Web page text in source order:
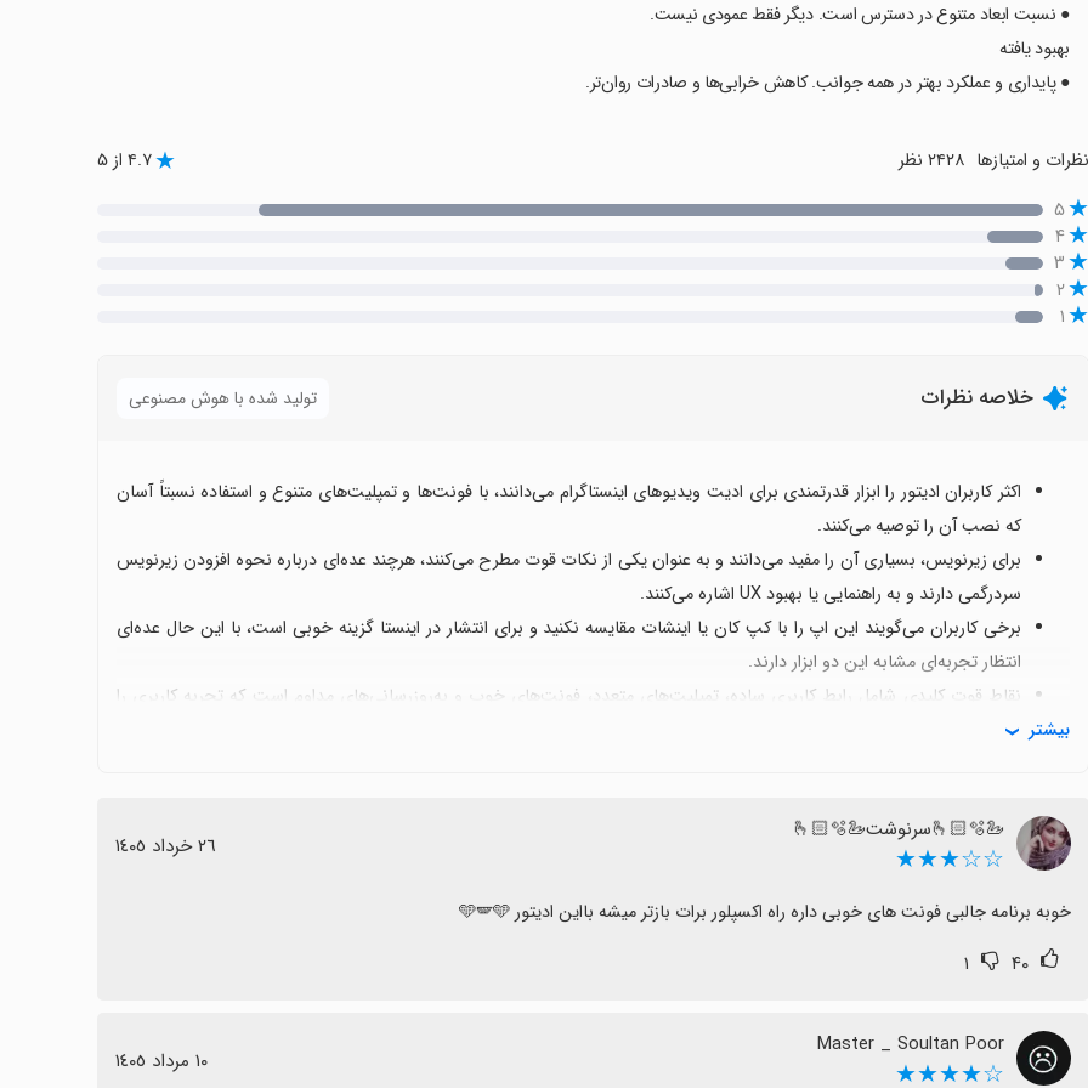
● نسبت ابعاد متنوع در دسترس است. دیگر فقط عمودی نیست.
بهبود یافته
● پایداری و عملکرد بهتر در همه جوانب. کاهش خرابی‌ها و صادرات روان‌تر.
نظرات و امتیازها ۴.۷ از ۵
۵
۴
۳
۲
۱
خلاصه نظرات تولید شده با هوش مصنوعی
اکثر کاربران ادیتور را ابزار قدرتمندی برای ادیت ویدیوهای اینستاگرام می‌دانند، با فونت‌ها و تمپلیت‌های متنوع و استفاده نسبتاً آسان
که نصب آن را توصیه می‌کنند.
برای زیرنویس، بسیاری آن را مفید می‌دانند و به عنوان یکی از نکات قوت مطرح می‌کنند، هرچند عده‌ای درباره نحوه افزودن زیرنویس
سردرگمی دارند و به راهنمایی یا بهبود UX اشاره می‌کنند.
برخی کاربران می‌گویند این اپ را با کپ کان یا اینشات مقایسه نکنید و برای انتشار در اینستا گزینه خوبی است، با این حال عده‌ای
انتظار تجربه‌ای مشابه این دو ابزار دارند.
نقاط قوت کلیدی شامل رابط کاربری ساده، تمپلیت‌های متعدد، فونت‌های خوب و به‌روزرسانی‌های مداوم است که تجربه کاربری را
بهبود می‌دهد.
در نهایت اگر به دنبال ادیت سریع با تمپلیت‌های خوب و امکان افزودن زیرنویس برای اینستاگرام هستید، این اپ گزینه مناسبی است
و اگر به کنترل کامل روی زیرنویس یا مقایسه دقیق با ابزارهای دیگر نیاز دارید، گزینه‌های دیگر هم ارزش بررسی خواهند داشت.
بیشتر
🦢🫰🏻🫧سرنوشت🦢🫰🏻🫧
☆☆★★★ ٢٦ خرداد ١٤٠٥
خوبه برنامه جالبی فونت های خوبی داره راه اکسپلور برات بازتر میشه بااین ادیتور 🩵🪽🩵
۴۰ ۱
Master _ Soultan Poor
☆★★★★ ١٠ مرداد ١٤٠٥